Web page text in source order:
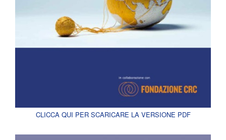
CLICCA QUI PER SCARICARE LA VERSIONE PDF